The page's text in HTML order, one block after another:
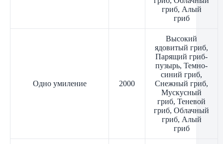
гриб, Алый
гриб
Одно умиление 2000
Высокий
ядовитый гриб,
Парящий гриб-
пузырь, Темно-
синий гриб,
Снежный гриб,
Мускусный
гриб, Теневой
гриб, Облачный
гриб, Алый
гриб